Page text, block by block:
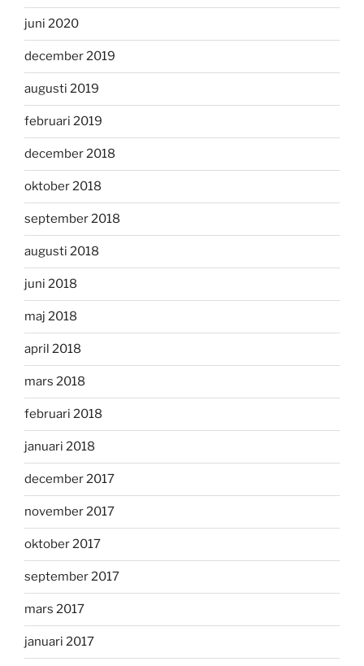
juni 2020
december 2019
augusti 2019
februari 2019
december 2018
oktober 2018
september 2018
augusti 2018
juni 2018
maj 2018
april 2018
mars 2018
februari 2018
januari 2018
december 2017
november 2017
oktober 2017
september 2017
mars 2017
januari 2017